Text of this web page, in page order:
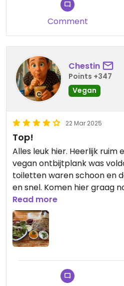
Comment
Chestin
Points +347
Vegan
22 Mar 2025
Top!
Alles leuk hier. Heerlijk ruim
vegan ontbijtplank was
toiletten waren schoon en
en snel. Komen hier graag
diner.
Read more